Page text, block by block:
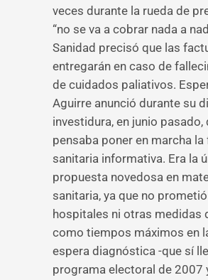
veces durante la rueda de
“no se va a cobrar nada a
Sanidad precisó que las
entregarán en caso de
de cuidados paliativos.
Aguirre anunció durante su
investidura, en junio pasado,
pensaba poner en marcha
sanitaria informativa. Era la
propuesta novedosa en
sanitaria, ya que no
hospitales ni otras medidas
como tiempos máximos en
espera diagnóstica -que sí
programa electoral de 2007